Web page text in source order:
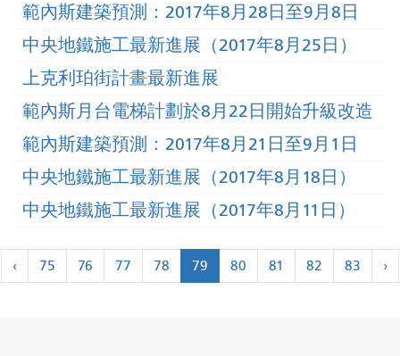
範內斯建築預測：2017年8月28日至9月8日
中央地鐵施工最新進展（2017年8月25日）
上克利珀街計畫最新進展
範內斯月台電梯計劃於8月22日開始升級改造
範內斯建築預測：2017年8月21日至9月1日
中央地鐵施工最新進展（2017年8月18日）
中央地鐵施工最新進展（2017年8月11日）
頁
‹←
上
75 76 77 78 79 80 81 82 83 ›下
一